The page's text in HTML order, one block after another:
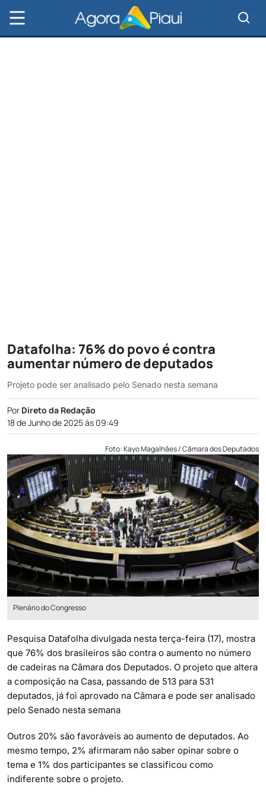
Datafolha: 76% do povo é contra
aumentar número de deputados
Projeto pode ser analisado pelo Senado nesta semana
Por Direto da Redação
18 de Junho de 2025 às 09:49
Foto: Kayo Magalhães / Câmara dos Deputados
Plenário do Congresso
Pesquisa Datafolha divulgada nesta terça-feira (17), mostra
que 76% dos brasileiros são contra o aumento no número
de cadeiras na Câmara dos Deputados. O projeto que altera
a composição na Casa, passando de 513 para 531
deputados, já foi aprovado na Câmara e pode ser analisado
pelo Senado nesta semana
Outros 20% são favoráveis ao aumento de deputados. Ao
mesmo tempo, 2% afirmaram não saber opinar sobre o
tema e 1% dos participantes se classificou como
indiferente sobre o projeto.